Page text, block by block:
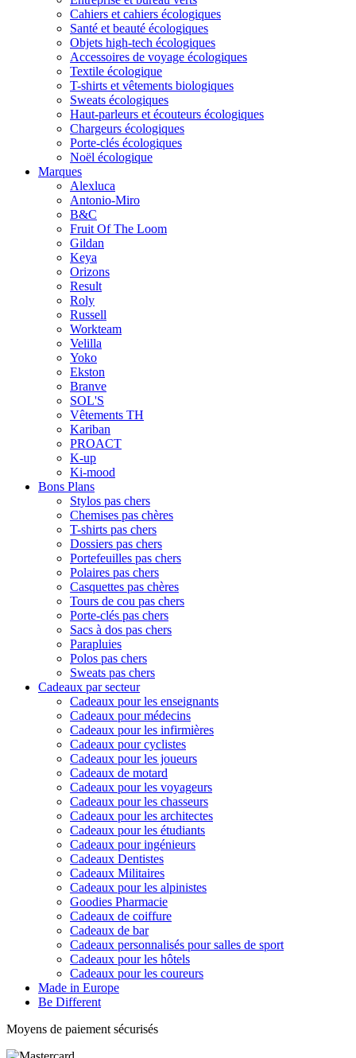
Cahiers et cahiers écologiques
Santé et beauté écologiques
Objets high-tech écologiques
Accessoires de voyage écologiques
Textile écologique
T-shirts et vêtements biologiques
Sweats écologiques
Haut-parleurs et écouteurs écologiques
Chargeurs écologiques
Porte-clés écologiques
Noël écologique
Marques
Alexluca
Antonio-Miro
B&C
Fruit Of The Loom
Gildan
Keya
Orizons
Result
Roly
Russell
Workteam
Velilla
Yoko
Ekston
Branve
SOL'S
Vêtements TH
Kariban
PROACT
K-up
Ki-mood
Bons Plans
Stylos pas chers
Chemises pas chères
T-shirts pas chers
Dossiers pas chers
Portefeuilles pas chers
Polaires pas chers
Casquettes pas chères
Tours de cou pas chers
Porte-clés pas chers
Sacs à dos pas chers
Parapluies
Polos pas chers
Sweats pas chers
Cadeaux par secteur
Cadeaux pour les enseignants
Cadeaux pour médecins
Cadeaux pour les infirmières
Cadeaux pour cyclistes
Cadeaux pour les joueurs
Cadeaux de motard
Cadeaux pour les voyageurs
Cadeaux pour les chasseurs
Cadeaux pour les architectes
Cadeaux pour les étudiants
Cadeaux pour ingénieurs
Cadeaux Dentistes
Cadeaux Militaires
Cadeaux pour les alpinistes
Goodies Pharmacie
Cadeaux de coiffure
Cadeaux de bar
Cadeaux personnalisés pour salles de sport
Cadeaux pour les hôtels
Cadeaux pour les coureurs
Made in Europe
Be Different
Moyens de paiement sécurisés